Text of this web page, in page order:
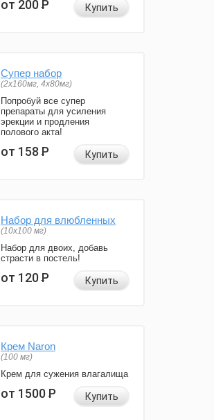
от 200Р Купить
Супер набор
(2х160мг, 4х80мг)
Попробуй все супер
препараты для усиления
эрекции и продления
полового акта!
от 158Р Купить
Набор для влюбленных
(10х100 мг)
Набор для двоих, добавь
страсти в постель!
от 120Р Купить
Крем Naron
(100 мг)
Крем для сужения влагалища
от 1500Р Купить